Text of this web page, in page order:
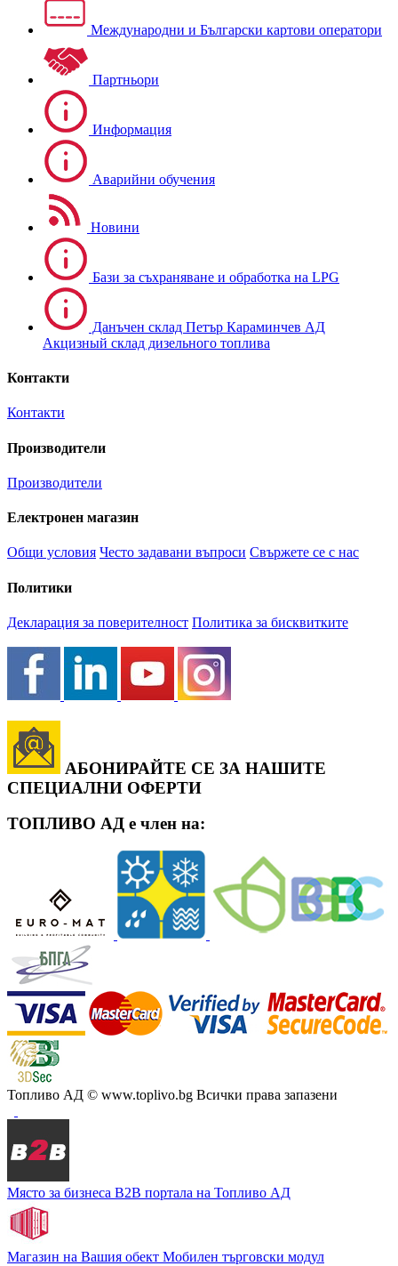
Международни и Български картови оператори
Партньори
Информация
Аварийни обучения
Новини
Бази за съхраняване и обработка на LPG
Данъчен склад Петър Караминчев АД
Акцизный склад дизельного топлива
Контакти
Контакти
Производители
Производители
Електронен магазин
Общи условия Често задавани въпроси Свържете се с нас
Политики
Декларация за поверителност Политика за бисквитките
АБОНИРАЙТЕ СЕ ЗА НАШИТЕ
СПЕЦИАЛНИ ОФЕРТИ
ТОПЛИВО АД е член на:
Топливо АД © www.toplivo.bg Всички права запазени
Място за бизнеса В2В портала на Топливо АД
Магазин на Вашия обект Мобилен търговски модул